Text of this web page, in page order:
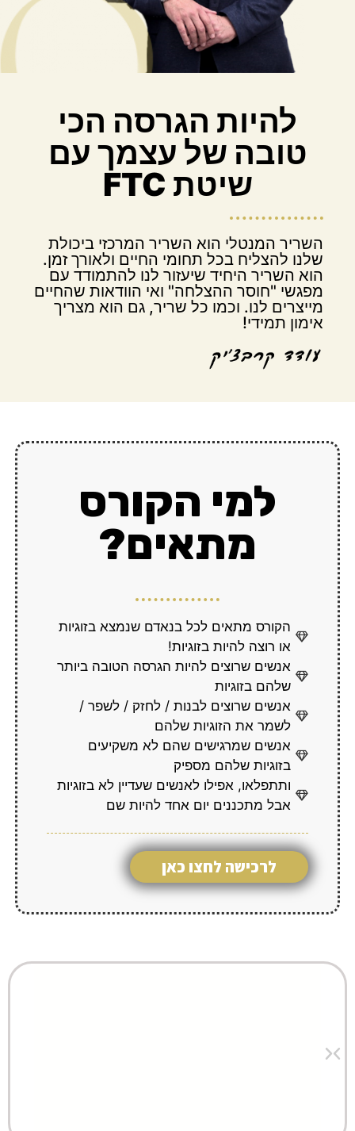
להיות הגרסה הכי
טובה של עצמך עם
שיטת FTC
השריר המנטלי הוא השריר המרכזי ביכולת
שלנו להצליח בכל תחומי החיים ולאורך זמן.
הוא השריר היחיד שיעזור לנו להתמודד עם
מפגשי "חוסר ההצלחה" ואי הוודאות שהחיים
מייצרים לנו. וכמו כל שריר, גם הוא מצריך
אימון תמידי!
למי הקורס
מתאים?​
הקורס מתאים לכל בנאדם שנמצא בזוגיות
או רוצה להיות בזוגיות!
אנשים שרוצים להיות הגרסה הטובה ביותר
שלהם בזוגיות
אנשים שרוצים לבנות / לחזק / לשפר /
לשמר את הזוגיות שלהם
אנשים שמרגישים שהם לא משקיעים
בזוגיות שלהם מספיק
ותתפלאו, אפילו לאנשים שעדיין לא בזוגיות
אבל מתכננים יום אחד להיות שם
לרכישה לחצו כאן